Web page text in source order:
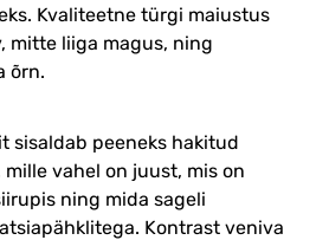
Kvaliteetne türgi maiustus
mitte liiga magus, ning
õrn.
sisaldab peeneks hakitud
vahel on juust, mis on
ning mida sageli
Kontrast veniva